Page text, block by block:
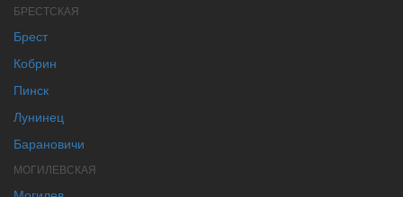
БРЕСТСКАЯ
Брест
Кобрин
Пинск
Лунинец
Барановичи
МОГИЛЕВСКАЯ